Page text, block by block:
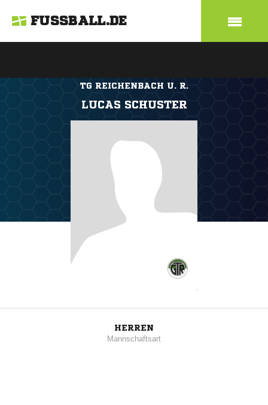
FUSSBALL.DE
TG REICHENBACH U. R.
LUCAS SCHUSTER
HERREN
Mannschaftsart